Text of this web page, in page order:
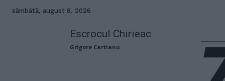
sâmbătă, august 8, 2026
Escrocul Chirieac
Grigore Cartianu